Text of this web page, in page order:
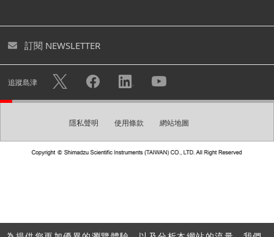
您可透過創建免費帳號下載各式型錄及進入個人頁面。您亦
使用帳戶註冊的個人資訊將可用於 隱私權政策
的，例如發送電子報。
創建帳號
訂閱 NEWSLETTER
追蹤島津
隱私聲明 使用條款 網站地圖